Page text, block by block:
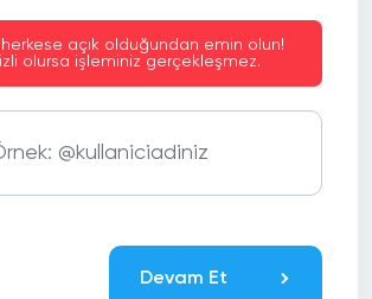
herkese açık olduğundan emin olun!
olursa işleminiz gerçekleşmez.
Devam Et